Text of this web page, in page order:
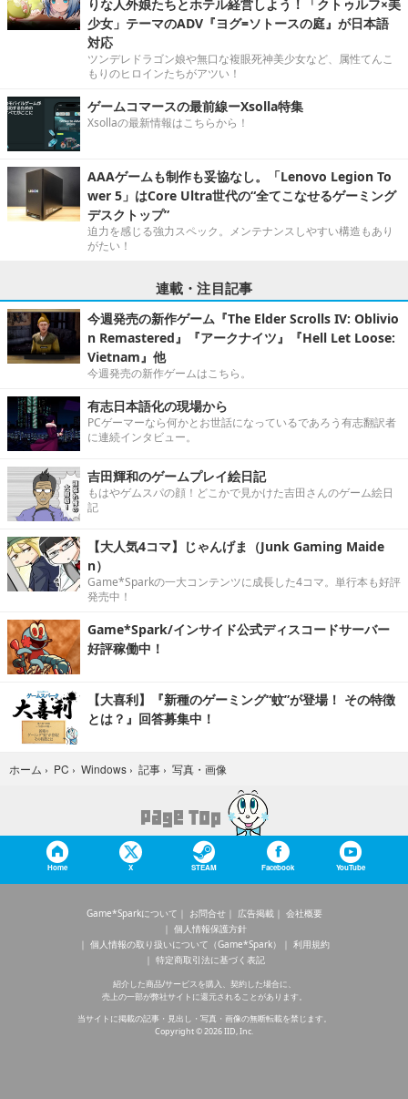
りな人外娘たちとホテル経営しよう！「クトゥルフ×美
少女」テーマのADV『ヨグ=ソトースの庭』が日本語
対応
ツンデレドラゴン娘や無口な複眼死神美少女など、属性てんこ
もりのヒロインたちがアツい！
ゲームコマースの最前線ーXsolla特集
Xsollaの最新情報はこちらから！
AAAゲームも制作も妥協なし。「Lenovo Legion To
wer 5」はCore Ultra世代の“全てこなせるゲーミング
デスクトップ”
迫力を感じる強力スペック。メンテナンスしやすい構造もあり
がたい！
連載・注目記事
今週発売の新作ゲーム『The Elder Scrolls IV: Oblivio
n Remastered』『アークナイツ』『Hell Let Loose:
Vietnam』他
今週発売の新作ゲームはこちら。
有志日本語化の現場から
PCゲーマーなら何かとお世話になっているであろう有志翻訳者
に連続インタビュー。
吉田輝和のゲームプレイ絵日記
もはやゲムスパの顔！どこかで見かけた吉田さんのゲーム絵日
記
【大人気4コマ】じゃんげま（Junk Gaming Maide
n）
Game*Sparkの一大コンテンツに成長した4コマ。単行本も好評
発売中！
Game*Spark/インサイド公式ディスコードサーバー
好評稼働中！
【大喜利】『新種のゲーミング“蚊”が登場！ その特徴
とは？』回答募集中！
ホーム › PC › Windows › 記事 › 写真・画像
Home X STEAM Facebook YouTube
Game*Sparkについて お問合せ 広告掲載
会社概要
個人情報保護方針
個人情報の取り扱いについて（Game*Spark）
利用規約
特定商取引法に基づく表記
紹介した商品/サービスを購入、契約した場合に、
売上の一部が弊社サイトに還元されることがあります。
当サイトに掲載の記事・見出し・写真・画像の無断転載を禁じます。
Copyright © 2026 IID, Inc.